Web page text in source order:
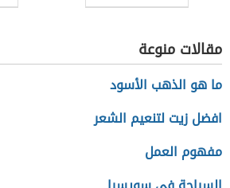
مقالات منوعة
ما هو الذهب الأسود
افضل زيت لتنعيم الشعر
مفهوم العمل